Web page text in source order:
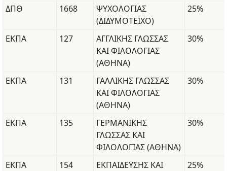
ΔΠΘ 1668
ΨΥΧΟΛΟΓΙΑΣ
(ΔΙΔΥΜΟΤΕΙΧΟ)
25%
ΕΚΠΑ 127
ΑΓΓΛΙΚΗΣ ΓΛΩΣΣΑΣ
ΚΑΙ ΦΙΛΟΛΟΓΙΑΣ
(ΑΘΗΝΑ)
30%
ΕΚΠΑ 131
ΓΑΛΛΙΚΗΣ ΓΛΩΣΣΑΣ
ΚΑΙ ΦΙΛΟΛΟΓΙΑΣ
(ΑΘΗΝΑ)
30%
ΕΚΠΑ 135
ΓΕΡΜΑΝΙΚΗΣ
ΓΛΩΣΣΑΣ ΚΑΙ
ΦΙΛΟΛΟΓΙΑΣ (ΑΘΗΝΑ)
30%
ΕΚΠΑ 154
ΕΚΠΑΙΔΕΥΣΗΣ ΚΑΙ
25%